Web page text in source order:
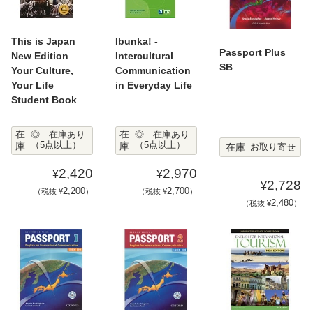
This is Japan
New Edition
Your Culture,
Your Life
Student Book
在
庫
◎ 在庫あり
（5点以上）
¥2,420
（税抜 ¥2,200）
Ibunka! -
Intercultural
Communication
in Everyday Life
在
庫
◎ 在庫あり
（5点以上）
¥2,970
（税抜 ¥2,700）
Passport Plus
SB
在庫 お取り寄せ
¥2,728
（税抜 ¥2,480）